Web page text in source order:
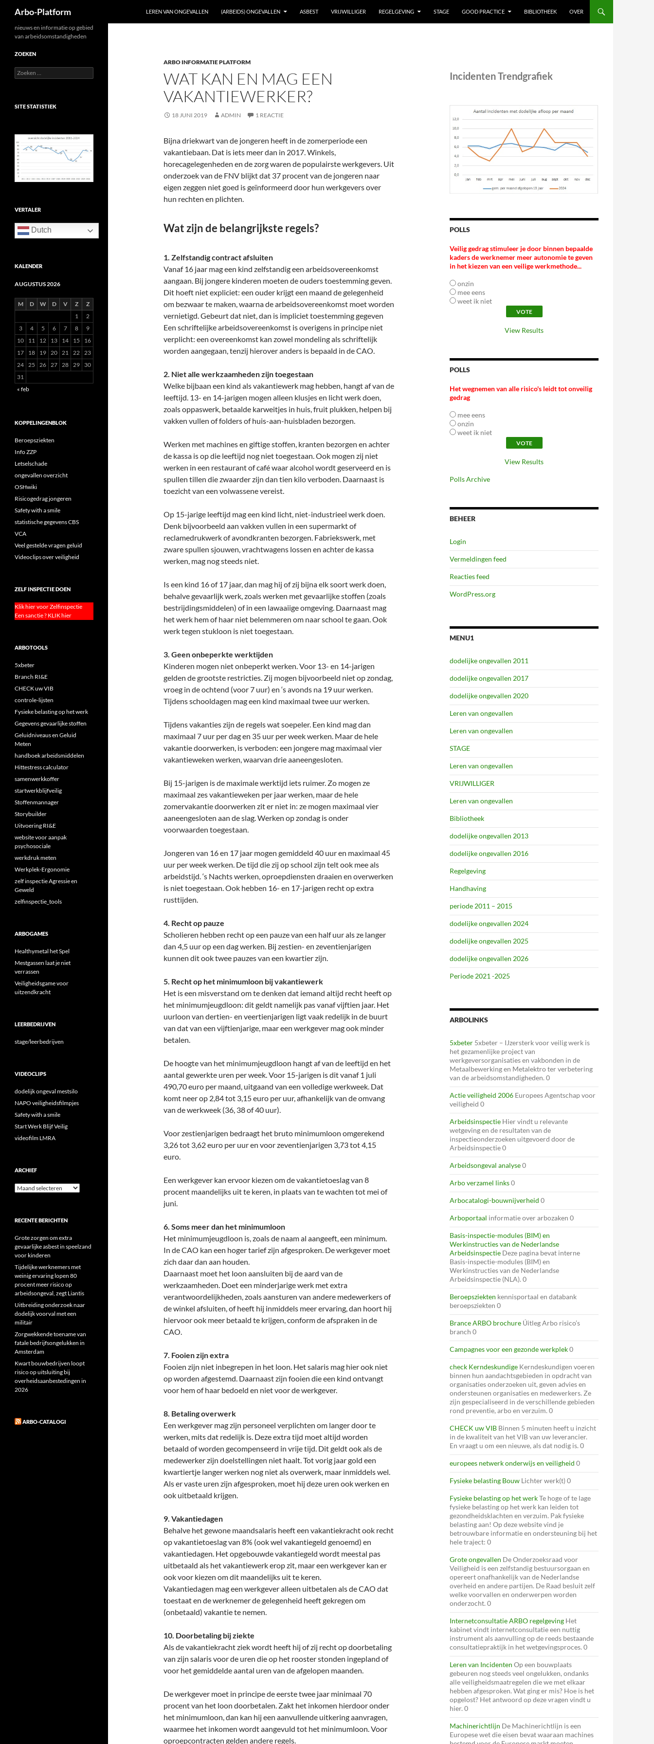
Arbo-Platform LEREN VAN ONGEVALLEN (ARBEIDS) ONGEVALLEN ASBEST VRIJWILLIGER REGELGEVING STAGE GOOD PRACTICE BIBLIOTHEEK OVER
ARBO INFORMATIE PLATFORM
WAT KAN EN MAG EEN
VAKANTIEWERKER?
18 JUNI 2019 ADMIN 1 REACTIE
Bijna driekwart van de jongeren heeft in de zomerperiode een
vakantiebaan. Dat is iets meer dan in 2017. Winkels,
horecagelegenheden en de zorg waren de populairste werkgevers. Uit
onderzoek van de FNV blijkt dat 37 procent van de jongeren naar
eigen zeggen niet goed is geïnformeerd door hun werkgevers over
hun rechten en plichten.
Wat zijn de belangrijkste regels?
1. Zelfstandig contract afsluiten
Vanaf 16 jaar mag een kind zelfstandig een arbeidsovereenkomst
aangaan. Bij jongere kinderen moeten de ouders toestemming geven.
Dit hoeft niet expliciet: een ouder krijgt een maand de gelegenheid
om bezwaar te maken, waarna de arbeidsovereenkomst moet worden
vernietigd. Gebeurt dat niet, dan is impliciet toestemming gegeven
Een schriftelijke arbeidsovereenkomst is overigens in principe niet
verplicht: een overeenkomst kan zowel mondeling als schriftelijk
worden aangegaan, tenzij hierover anders is bepaald in de CAO.
2. Niet alle werkzaamheden zijn toegestaan
Welke bijbaan een kind als vakantiewerk mag hebben, hangt af van de
leeftijd. 13- en 14-jarigen mogen alleen klusjes en licht werk doen,
zoals oppaswerk, betaalde karweitjes in huis, fruit plukken, helpen bij
vakken vullen of folders of huis-aan-huisbladen bezorgen.
Werken met machines en giftige stoffen, kranten bezorgen en achter
de kassa is op die leeftijd nog niet toegestaan. Ook mogen zij niet
werken in een restaurant of café waar alcohol wordt geserveerd en is
spullen tillen die zwaarder zijn dan tien kilo verboden. Daarnaast is
toezicht van een volwassene vereist.
Op 15-jarige leeftijd mag een kind licht, niet-industrieel werk doen.
Denk bijvoorbeeld aan vakken vullen in een supermarkt of
reclamedrukwerk of avondkranten bezorgen. Fabriekswerk, met
zware spullen sjouwen, vrachtwagens lossen en achter de kassa
werken, mag nog steeds niet.
Is een kind 16 of 17 jaar, dan mag hij of zij bijna elk soort werk doen,
behalve gevaarlijk werk, zoals werken met gevaarlijke stoffen (zoals
bestrijdingsmiddelen) of in een lawaaiige omgeving. Daarnaast mag
het werk hem of haar niet belemmeren om naar school te gaan. Ook
werk tegen stukloon is niet toegestaan.
3. Geen onbeperkte werktijden
Kinderen mogen niet onbeperkt werken. Voor 13- en 14-jarigen
gelden de grootste restricties. Zij mogen bijvoorbeeld niet op zondag,
vroeg in de ochtend (voor 7 uur) en ‘s avonds na 19 uur werken.
Tijdens schooldagen mag een kind maximaal twee uur werken.
Tijdens vakanties zijn de regels wat soepeler. Een kind mag dan
maximaal 7 uur per dag en 35 uur per week werken. Maar de hele
vakantie doorwerken, is verboden: een jongere mag maximaal vier
vakantieweken werken, waarvan drie aaneengesloten.
Bij 15-jarigen is de maximale werktijd iets ruimer. Zo mogen ze
maximaal zes vakantieweken per jaar werken, maar de hele
zomervakantie doorwerken zit er niet in: ze mogen maximaal vier
aaneengesloten aan de slag. Werken op zondag is onder
voorwaarden toegestaan.
Jongeren van 16 en 17 jaar mogen gemiddeld 40 uur en maximaal 45
uur per week werken. De tijd die zij op school zijn telt ook mee als
arbeidstijd. ‘s Nachts werken, oproepdiensten draaien en overwerken
is niet toegestaan. Ook hebben 16- en 17-jarigen recht op extra
rusttijden.
4. Recht op pauze
Scholieren hebben recht op een pauze van een half uur als ze langer
dan 4,5 uur op een dag werken. Bij zestien- en zeventienjarigen
kunnen dit ook twee pauzes van een kwartier zijn.
5. Recht op het minimumloon bij vakantiewerk
Het is een misverstand om te denken dat iemand altijd recht heeft op
het minimumjeugdloon: dit geldt namelijk pas vanaf vijftien jaar. Het
uurloon van dertien- en veertienjarigen ligt vaak redelijk in de buurt
van dat van een vijftienjarige, maar een werkgever mag ook minder
betalen.
De hoogte van het minimumjeugdloon hangt af van de leeftijd en het
aantal gewerkte uren per week. Voor 15-jarigen is dit vanaf 1 juli
490,70 euro per maand, uitgaand van een volledige werkweek. Dat
komt neer op 2,84 tot 3,15 euro per uur, afhankelijk van de omvang
van de werkweek (36, 38 of 40 uur).
Voor zestienjarigen bedraagt het bruto minimumloon omgerekend
3,26 tot 3,62 euro per uur en voor zeventienjarigen 3,73 tot 4,15
euro.
Een werkgever kan ervoor kiezen om de vakantietoeslag van 8
procent maandelijks uit te keren, in plaats van te wachten tot mei of
juni.
6. Soms meer dan het minimumloon
Het minimumjeugdloon is, zoals de naam al aangeeft, een minimum.
In de CAO kan een hoger tarief zijn afgesproken. De werkgever moet
zich daar dan aan houden.
Daarnaast moet het loon aansluiten bij de aard van de
werkzaamheden. Doet een minderjarige werk met extra
verantwoordelijkheden, zoals aansturen van andere medewerkers of
de winkel afsluiten, of heeft hij inmiddels meer ervaring, dan hoort hij
hiervoor ook meer betaald te krijgen, conform de afspraken in de
CAO.
7. Fooien zijn extra
Fooien zijn niet inbegrepen in het loon. Het salaris mag hier ook niet
op worden afgestemd. Daarnaast zijn fooien die een kind ontvangt
voor hem of haar bedoeld en niet voor de werkgever.
8. Betaling overwerk
Een werkgever mag zijn personeel verplichten om langer door te
werken, mits dat redelijk is. Deze extra tijd moet altijd worden
betaald of worden gecompenseerd in vrije tijd. Dit geldt ook als de
medewerker zijn doelstellingen niet haalt. Tot vorig jaar gold een
kwartiertje langer werken nog niet als overwerk, maar inmiddels wel.
Als er vaste uren zijn afgesproken, moet hij deze uren ook werken en
ook uitbetaald krijgen.
9. Vakantiedagen
Behalve het gewone maandsalaris heeft een vakantiekracht ook recht
op vakantietoeslag van 8% (ook wel vakantiegeld genoemd) en
vakantiedagen. Het opgebouwde vakantiegeld wordt meestal pas
uitbetaald als het vakantiewerk erop zit, maar een werkgever kan er
ook voor kiezen om dit maandelijks uit te keren.
Vakantiedagen mag een werkgever alleen uitbetalen als de CAO dat
toestaat en de werknemer de gelegenheid heeft gekregen om
(onbetaald) vakantie te nemen.
10. Doorbetaling bij ziekte
Als de vakantiekracht ziek wordt heeft hij of zij recht op doorbetaling
van zijn salaris voor de uren die op het rooster stonden ingepland of
voor het gemiddelde aantal uren van de afgelopen maanden.
De werkgever moet in principe de eerste twee jaar minimaal 70
procent van het loon doorbetalen. Zakt het inkomen hierdoor onder
het minimumloon, dan kan hij een aanvullende uitkering aanvragen,
waarmee het inkomen wordt aangevuld tot het minimumloon. Voor
oproepcontracten gelden andere regels.
Incidenten Trendgrafiek
POLLS
Veilig gedrag stimuleer je door binnen bepaalde
kaders de werknemer meer autonomie te geven
in het kiezen van een veilige werkmethode...
onzin
mee eens
weet ik niet
View Results
POLLS
Het wegnemen van alle risico's leidt tot onveilig
gedrag
mee eens
onzin
weet ik niet
View Results
Polls Archive
BEHEER
Login
Vermeldingen feed
Reacties feed
WordPress.org
MENU1
dodelijke ongevallen 2011
dodelijke ongevallen 2017
dodelijke ongevallen 2020
Leren van ongevallen
Leren van ongevallen
STAGE
Leren van ongevallen
VRIJWILLIGER
Leren van ongevallen
Bibliotheek
dodelijke ongevallen 2013
dodelijke ongevallen 2016
Regelgeving
Handhaving
periode 2011 – 2015
dodelijke ongevallen 2024
dodelijke ongevallen 2025
dodelijke ongevallen 2026
Periode 2021 -2025
ARBOLINKS
5xbeter 5xbeter – IJzersterk voor veilig werk is
het gezamenlijke project van
werkgeversorganisaties en vakbonden in de
Metaalbewerking en Metalektro ter verbetering
van de arbeidsomstandigheden. 0
Actie veiligheid 2006 Europees Agentschap voor
veiligheid 0
Arbeidsinspectie Hier vindt u relevante
wetgeving en de resultaten van de
inspectieonderzoeken uitgevoerd door de
Arbeidsinspectie 0
Arbeidsongeval analyse0
Arbo verzamel links0
Arbocatalogi-bouwnijverheid 0
Arboportaal informatie over arbozaken 0
Basis-inspectie-modules (BIM) en
Werkinstructies van de Nederlandse
Arbeidsinspectie Deze pagina bevat interne
Basis-inspectie-modules (BIM) en
Werkinstructies van de Nederlandse
Arbeidsinspectie (NLA). 0
Beroepsziekten kennisportaal en databank
beroepsziekten 0
Brance ARBO brochure Úitleg Arbo risico’s
branch 0
Campagnes voor een gezonde werkplek0
check Kerndeskundige Kerndeskundigen voeren
binnen hun aandachtsgebieden in opdracht van
organisaties onderzoeken uit, geven advies en
ondersteunen organisaties en medewerkers. Ze
zijn gespecialiseerd in de verschillende gebieden
rond preventie, arbo en verzuim. 0
CHECK uw VIB Binnen 5 minuten heeft u inzicht
in de kwaliteit van het VIB van uw leverancier.
En vraagt u om een nieuwe, als dat nodig is. 0
europees netwerk onderwijs en veiligheid 0
Fysieke belasting Bouw Lichter werk(t) 0
Fysieke belasting op het werkTe hoge of te lage
fysieke belasting op het werk kan leiden tot
gezondheidsklachten en verzuim. Pak fysieke
belasting aan! Op deze website vind je
betrouwbare informatie en ondersteuning bij het
hele traject: 0
Grote ongevallen De Onderzoeksraad voor
Veiligheid is een zelfstandig bestuursorgaan en
opereert onafhankelijk van de Nederlandse
overheid en andere partijen. De Raad besluit zelf
welke voorvallen en onderwerpen worden
onderzocht. 0
Internetconsultatie ARBO regelgeving Het
kabinet vindt internetconsultatie een nuttig
instrument als aanvulling op de reeds bestaande
consultatiepraktijk in het wetgevingsproces. 0
Leren van Incidenten Op een bouwplaats
gebeuren nog steeds veel ongelukken, ondanks
alle veiligheidsmaatregelen die we met elkaar
hebben afgesproken. Wat ging er mis? Hoe is het
opgelost? Het antwoord op deze vragen vindt u
hier. 0
Machinerichtlijn De Machinerichtlijn is een
Europese wet die eisen bevat waaraan machines
nieuws en informatie op gebied
van arbeidsomstandigheden
ZOEKEN
Zoeken
naar:
SITE STATISTIEK
VERTALER
Dutch
KALENDER
AUGUSTUS 2026
M D W D V Z
Z
1
2
3
4 5 6 7 8
9
10
11 12 13 14 15
16
17
18 19 20 21 22
23
24
25 26 27 28 29
30
31
« feb
KOPPELINGENBLOK
Beroepsziekten
Info ZZP
Letselschade
ongevallen overzicht
OSHwiki
Risicogedrag jongeren
Safety with a smile
statistische gegevens CBS
VCA
Veel gestelde vragen geluid
Videoclips over veiligheid
ZELF INSPECTIE DOEN
Klik hier voor Zelfinspectie
Een sanctie ? KLIK hier
ARBOTOOLS
5xbeter
Branch RI&E
CHECK uw VIB
controle-lijsten
Fysieke belasting op het werk
Gegevens gevaarlijke stoffen
Geluidniveaus en Geluid
Meten
handboek arbeidsmiddelen
Hittestress calculator
samenwerkkoffer
startwerkblijfveilig
Stoffenmannager
Storybuilder
Uitvoering RI&E
website voor aanpak
psychosociale
werkdruk meten
Werkplek-Ergonomie
zelf inspectie Agressie en
Geweld
zelfinspectie_tools
ARBOGAMES
Healthymetal het Spel
Mestgassen laat je niet
verrassen
Veiligheidsgame voor
uitzendkracht
LEERBEDRIJVEN
stage/leerbedrijven
VIDEOCLIPS
dodelijk ongeval mestsilo
NAPO veiligheidsfilmpjes
Safety with a smile
Start Werk Blijf Veilig
videofilm LMRA
ARCHIEF
Archief
RECENTE BERICHTEN
Grote zorgen om extra
gevaarlijke asbest in speelzand
voor kinderen
Tijdelijke werknemers met
weinig ervaring lopen 80
procent meer risico op
arbeidsongeval, zegt Liantis
Uitbreiding onderzoek naar
dodelijk voorval met een
militair
Zorgwekkende toename van
fatale bedrijfsongelukken in
Amsterdam
Kwart bouwbedrijven loopt
risico op uitsluiting bij
overheidsaanbestedingen in
2026
ARBO-CATALOGI